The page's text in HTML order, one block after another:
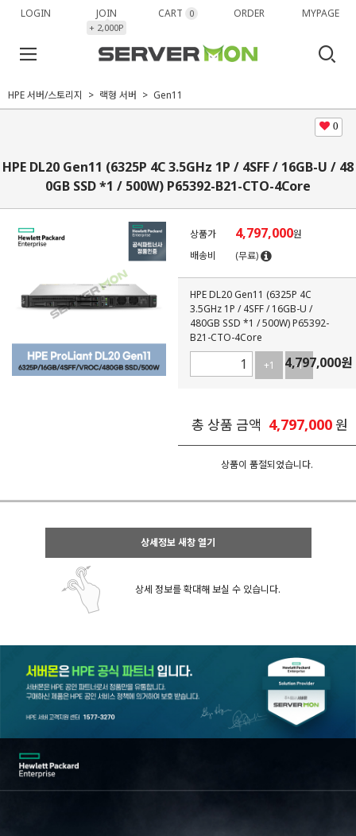
LOGIN JOIN
+ 2,000P
CART 0 ORDER MYPAGE
HPE 서버/스토리지 랙형 서버 Gen11
0
HPE DL20 Gen11 (6325P 4C 3.5GHz 1P / 4SFF / 16GB-U / 48
0GB SSD *1 / 500W) P65392-B21-CTO-4Core
상품가 4,797,000원
배송비
(무료)
HPE DL20 Gen11 (6325P 4C
3.5GHz 1P / 4SFF / 16GB-U /
480GB SSD *1 / 500W) P65392-
B21-CTO-4Core
+1 -1
4,797,000원
총 상품 금액 4,797,000원
상품이 품절되었습니다.
상세정보 새창 열기
상세 정보를 확대해 보실 수 있습니다.